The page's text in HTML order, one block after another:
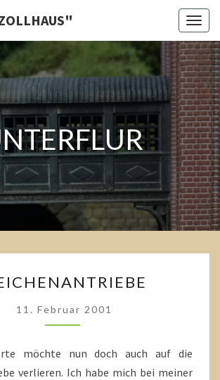
Weichenantriebe
11. Februar 2001
möchte nun doch auch auf die
verlieren. Ich habe mich bei meiner